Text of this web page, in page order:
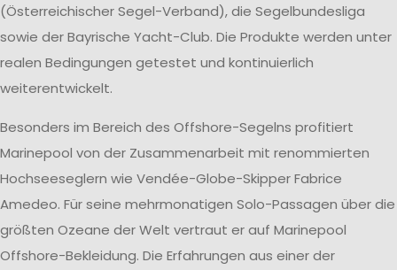
(Österreichischer Segel-Verband), die Segelbundesliga
sowie der Bayrische Yacht-Club. Die Produkte werden unter
realen Bedingungen getestet und kontinuierlich
weiterentwickelt.
Besonders im Bereich des Offshore-Segelns profitiert
Marinepool von der Zusammenarbeit mit renommierten
Hochseeseglern wie Vendée-Globe-Skipper Fabrice
Amedeo. Für seine mehrmonatigen Solo-Passagen über die
größten Ozeane der Welt vertraut er auf Marinepool
Offshore-Bekleidung. Die Erfahrungen aus einer der